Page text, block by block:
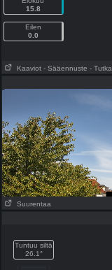
15.8
Eilen
0.0
Kaaviot - Sääennuste - Tutka
Suurentaa
Tuntuu siltä
26.1°